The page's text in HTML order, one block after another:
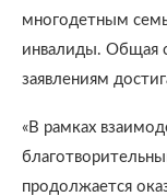
многодетным
инвалиды. Общая
заявлениям
«В рамках
продолжается